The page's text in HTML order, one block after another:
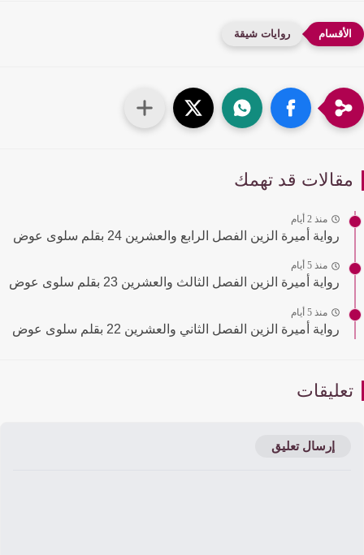
روايات شيقة
قد تهمك
منذ 2 أيام
رواية أميرة الزين الفصل الرابع والعشرين 24 بقلم سلوى عوض
منذ 5 أيام
رواية أميرة الزين الفصل الثالث والعشرين 23 بقلم سلوى عوض
منذ 5 أيام
رواية أميرة الزين الفصل الثاني والعشرين 22 بقلم سلوى عوض
إرسال تعليق